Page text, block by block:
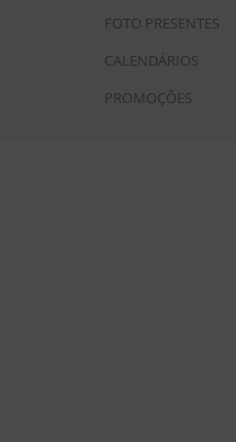
FOTO PRESENTES
CALENDÁRIOS
PROMOÇÕES